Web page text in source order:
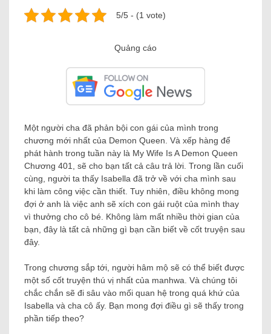
5/5 - (1 vote)
Quảng cáo
Một người cha đã phản bội con gái của mình trong
chương mới nhất của Demon Queen. Và xếp hàng để
phát hành trong tuần này là My Wife Is A Demon Queen
Chương 401, sẽ cho bạn tất cả câu trả lời. Trong lần cuối
cùng, người ta thấy Isabella đã trở về với cha mình sau
khi làm công việc cần thiết. Tuy nhiên, điều không mong
đợi ở anh là việc anh sẽ xích con gái ruột của mình thay
vì thưởng cho cô bé. Không làm mất nhiều thời gian của
bạn, đây là tất cả những gì bạn cần biết về cốt truyện sau
đây.
Trong chương sắp tới, người hâm mộ sẽ có thể biết được
một số cốt truyện thú vị nhất của manhwa. Và chúng tôi
chắc chắn sẽ đi sâu vào mối quan hệ trong quá khứ của
Isabella và cha cô ấy. Bạn mong đợi điều gì sẽ thấy trong
phần tiếp theo?